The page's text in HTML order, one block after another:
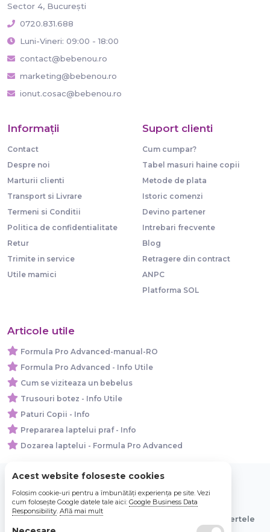
Sector 4, București
0720.831.688
Luni-Vineri: 09:00 - 18:00
contact@bebenou.ro
marketing@bebenou.ro
ionut.cosac@bebenou.ro
Informaţii
Contact
Despre noi
Marturii clienti
Transport si Livrare
Termeni si Conditii
Politica de confidentialitate
Retur
Trimite in service
Utile mamici
Suport clienti
Cum cumpar?
Tabel masuri haine copii
Metode de plata
Istoric comenzi
Devino partener
Intrebari frecvente
Blog
Retragere din contract
ANPC
Platforma SOL
Articole utile
Formula Pro Advanced-manual-RO
Formula Pro Advanced - Info Utile
Cum se viziteaza un bebelus
Trusouri botez - Info Utile
Paturi Copii - Info
Prepararea laptelui praf - Info
Dozarea laptelui - Formula Pro Advanced
© 2026 Bebe Nou Online Store SRL
Toate preturile sunt exprimate in lei si includ tva. Ofertele
sunt valabile in limita stocului disponibil.
Acest website foloseste cookies
Folosim cookie-uri pentru a îmbunătăți experiența pe site. Vezi
cum folosește Google datele tale aici: Google Business Data
Responsibility. Află mai mult